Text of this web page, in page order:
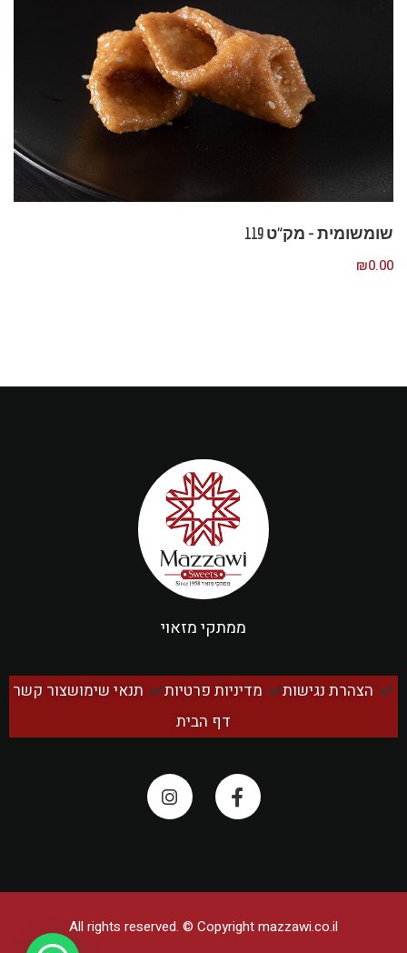
שומשומית – מק”ט 119
₪0.00
ממתקי מזאוי
הצהרת נגישות מדיניות פרטיות תנאי שימושצור קשר
דף הבית
All rights reserved. © Copyrightmazzawi.co.il